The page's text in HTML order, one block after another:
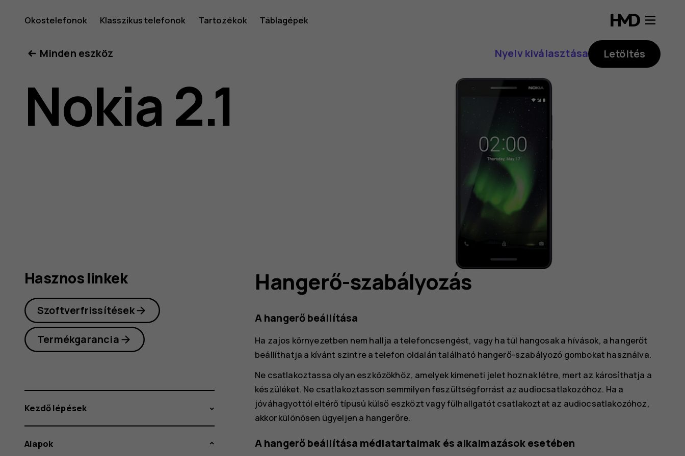
Nokia
2.1
felhasználói
Okostelefonok Klasszikus telefonok Tartozékok Táblagépek
Minden eszköz Nyelv kiválasztása Letöltés
Nokia 2.1
Hangerő-szabályozás
A hangerő beállítása
Ha zajos környezetben nem hallja a telefoncsengést, vagy ha túl hangosak a hívások, a hangerőt
beállíthatja a kívánt szintre a telefon oldalán található hangerő-szabályozó gombokat használva.
Ne csatlakoztassa olyan eszközökhöz, amelyek kimeneti jelet hoznak létre, mert az károsíthatja a
készüléket. Ne csatlakoztasson semmilyen feszültségforrást az audiocsatlakozóhoz. Ha a
jóváhagyottól eltérő típusú külső eszközt vagy fülhallgatót csatlakoztat az audiocsatlakozóhoz,
akkor különösen ügyeljen a hangerőre.
A hangerő beállítása médiatartalmak és alkalmazások esetében
Hasznos linkek
Szoftverfrissítések
Termékgarancia
Kezdő lépések
Alapok